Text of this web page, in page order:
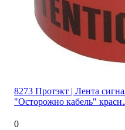
8273 Протэкт | Лента
"Осторожно кабель"
0